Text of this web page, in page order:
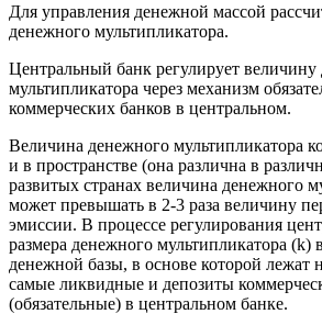
Для управления денежной массой
денежного мультипликатора.
Центральный банк регулирует
мультипликатора через механизм
коммерческих банков в центральном.
Величина денежного мультипликатора
и в пространстве (она различна в
развитых странах величина денежного
может превышать в 2-3 раза величину
эмиссии. В процессе регулирования
размера денежного мультипликатора (k)
денежной базы, в основе которой лежат
самые ликвидные и депозиты
(обязательные) в центральном банке.